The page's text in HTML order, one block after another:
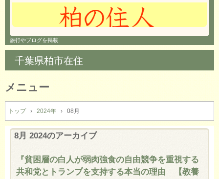
旅行やブログを掲載
千葉県柏市在住
メニュー
コ
ン
テ
ン
トップ › 2024年 › 08月
8月 2024のアーカイブ
『貧困層の白人が弱肉強食の自由競争を重視する
共和党とトランプを支持する本当の理由 【教養